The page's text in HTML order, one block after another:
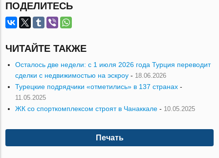
ПОДЕЛИТЕСЬ
ЧИТАЙТЕ ТАКЖЕ
Осталось две недели: с 1 июля 2026 года Турция переводит
сделки с недвижимостью на эскроу - 18.06.2026
Турецкие подрядчики «отметились» в 137 странах -
11.05.2025
ЖК со спорткомплексом строят в Чанаккале - 10.05.2025
Печать